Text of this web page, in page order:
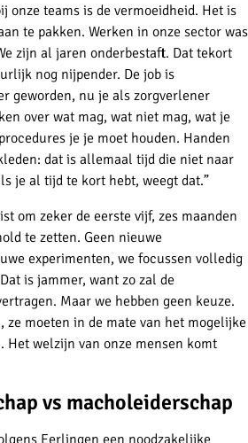
onze teams is de vermoeidheid. Het is
te pakken. Werken in onze sector was
zijn al jaren onderbestaft. Dat tekort
nog nijpender. De job is
geworden, nu je als zorgverlener
over wat mag, wat niet mag, wat je
je je moet houden. Handen
dat is allemaal tijd die niet naar
je al tijd te kort hebt, weegt dat.”
om zeker de eerste vijf, zes maanden
te zetten. Geen nieuwe
experimenten, we focussen volledig
is jammer, want zo zal de
Maar we hebben geen keuze.
ze moeten in de mate van het mogelijke
Het welzijn van onze mensen komt
vs macholeiderschap